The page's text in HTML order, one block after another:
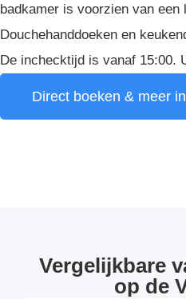
badkamer is voorzien van een
Douchehanddoeken en
De inchecktijd is vanaf 15:00.
Direct boeken & meer
Vergelijkbare
op de